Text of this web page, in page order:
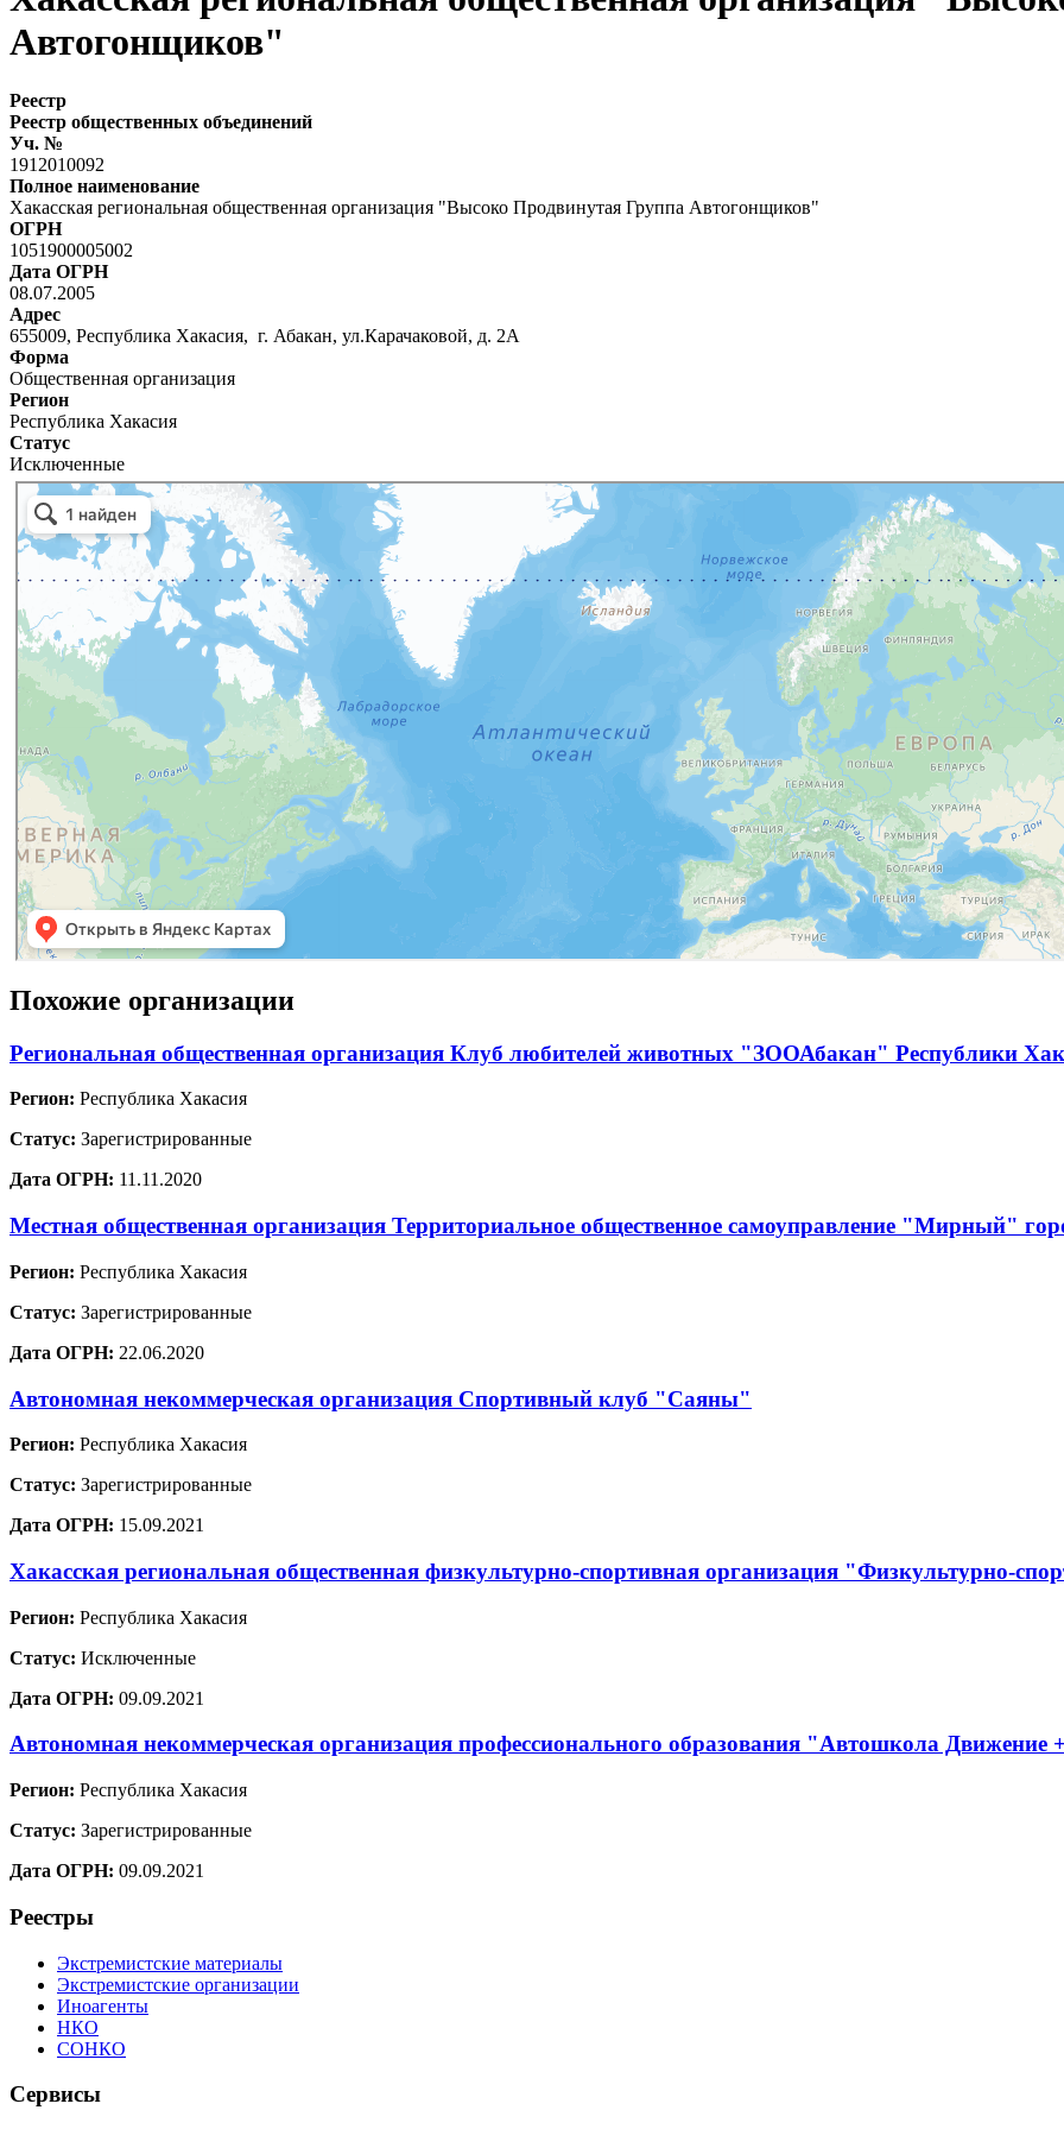
Автогонщиков"
Реестр
Реестр общественных объединений
Уч. №
1912010092
Полное наименование
Хакасская региональная общественная организация "Высоко Продвинутая Группа Автогонщиков"
ОГРН
1051900005002
Дата ОГРН
08.07.2005
Адрес
655009, Республика Хакасия, г. Абакан, ул.Карачаковой, д. 2А
Форма
Общественная организация
Регион
Республика Хакасия
Статус
Исключенные
Похожие организации
Региональная общественная организация Клуб любителей животных "ЗООАбакан" Республики
Регион: Республика Хакасия
Статус: Зарегистрированные
Дата ОГРН: 11.11.2020
Местная общественная организация Территориальное общественное самоуправление "Мирный"
Регион: Республика Хакасия
Статус: Зарегистрированные
Дата ОГРН: 22.06.2020
Автономная некоммерческая организация Спортивный клуб "Саяны"
Регион: Республика Хакасия
Статус: Зарегистрированные
Дата ОГРН: 15.09.2021
Хакасская региональная общественная физкультурно-спортивная организация "Физкультурно-
Регион: Республика Хакасия
Статус: Исключенные
Дата ОГРН: 09.09.2021
Автономная некоммерческая организация профессионального образования "Автошкола Движение
Регион: Республика Хакасия
Статус: Зарегистрированные
Дата ОГРН: 09.09.2021
Реестры
Экстремистские материалы
Экстремистские организации
Иноагенты
НКО
СОНКО
Сервисы